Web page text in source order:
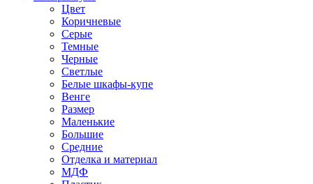
Цвет
Коричневые
Серые
Темные
Черные
Светлые
Белые шкафы-купе
Венге
Размер
Маленькие
Большие
Средние
Отделка и материал
МДФ